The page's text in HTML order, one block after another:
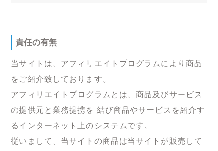
責任の有無
当サイトは、アフィリエイトプログラムにより商品
をご紹介致しております。
アフィリエイトプログラムとは、商品及びサービス
の提供元と業務提携を 結び商品やサービスを紹介す
るインターネット上のシステムです。
従いまして、当サイトの商品は当サイトが販売して